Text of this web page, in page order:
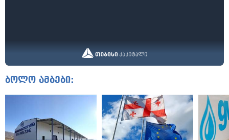
ბოლო ამბები: